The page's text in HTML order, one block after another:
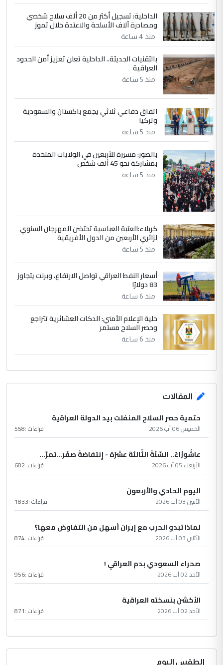
4 سردار
التعليق : واحد من عصابة علي ماما يسقط
جنسية الرافد الثالث للعراق ومن اصول عريقة
ابا فرات ...
الموضوع :
الجواهري يرد على صدام حسين سل
مضجعيك يابن الزنا (نص كامل)
5 سردار
التعليق : واحد من عصابة علي ماما يسقط
جنسية الرافد الثالث للعراق ومن اصول عريقة
ابا فرات ...
الموضوع :
الجواهري يرد على صدام حسين سل
مضجعيك يابن الزنا (نص كامل)
الداخلية: تسجيل أكثر من 20 ألف سلاح شخصي
ومصادرة آلاف الأسلحة والاعتدة خلال تموز
منذ 4 ساعة
بالتقنيات الحديثة.. الداخلية تعلن تعزيز أمن الحدود
العراقية
منذ 5 ساعة
اتفاق دفاعي ثلاثي يجمع باكستان والسعودية
وتركيا
منذ 5 ساعة
بالصور: مسيرة للأربعين في الولايات المتحدة
بمشاركة نحو 45 ألف شخص
منذ 5 ساعة
كربلاء:العتبة العباسية تحتضن المهرجان السنوي
لزائري الأربعين من الدول الأفريقية
منذ 5 ساعة
أسعار النفط العراقي تواصل الارتفاع، وبرنت يتجاوز
83 دولارًا
منذ 6 ساعة
خلية الإعلام الأمني: الدكات العشائرية تتراجع
وحصر السلاح مستمر
منذ 6 ساعة
المقالات
حتمية حصر السلاح المنفلت بيد الدولة العراقية
الخميس 06 آب 2026 قراءات :558
عاشُورْاءُ.. السّنَةُ الثّالثةَ عشَرَة - إِنتفاضةُ صفَر…تمرّ...
الأربعاء 05 آب 2026 قراءات :682
اليوم الحادي والأربعون
الأثنين 03 آب 2026 قراءات :1833
لماذا تبدو الحرب مع إيران أسهل من التفاوض معها؟
الأثنين 03 آب 2026 قراءات :874
صحراء السعودي بدم العراقي !
الأحد 02 آب 2026 قراءات :956
الأكشن بنسخته العراقية
الأحد 02 آب 2026 قراءات :871
الطقس اليوم